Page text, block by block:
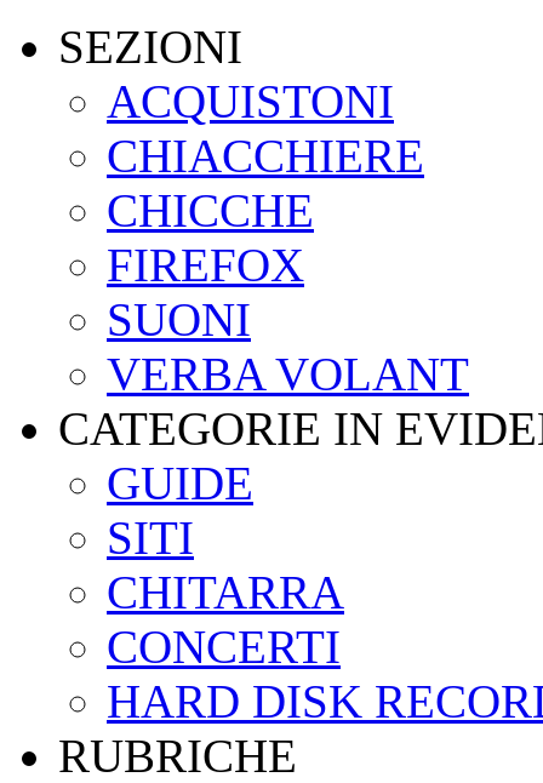
SEZIONI
ACQUISTONI
CHIACCHIERE
CHICCHE
FIREFOX
SUONI
VERBA VOLANT
CATEGORIE IN
GUIDE
SITI
CHITARRA
CONCERTI
HARD DISK
RUBRICHE